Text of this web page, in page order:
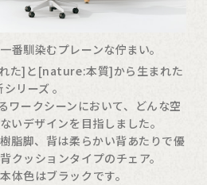
番馴染むプレーンな佇まい。
た]と[nature:本質]から生まれた
シリーズ 。
ワークシーンにおいて、どんな空
いデザインを目指しました。
脂脚、背は柔らかい背あたりで優
クッションタイプのチェア。
体色はブラックです。